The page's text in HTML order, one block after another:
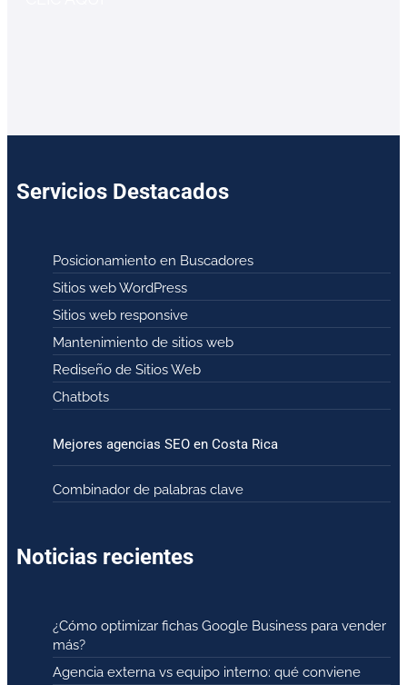
Servicios Destacados
Posicionamiento en Buscadores
Sitios web WordPress
Sitios web responsive
Mantenimiento de sitios web
Rediseño de Sitios Web
Chatbots
Mejores agencias SEO en Costa Rica
Combinador de palabras clave
Noticias recientes
¿Cómo optimizar fichas Google Business para vender
más?
Agencia externa vs equipo interno: qué conviene